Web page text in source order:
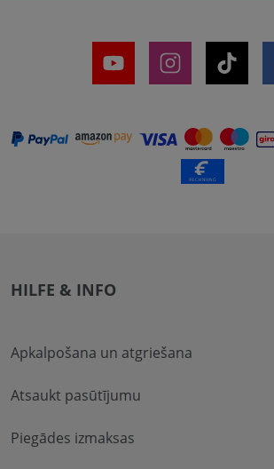
HILFE & INFO
Apkalpošana un atgriešana
Atsaukt pasūtījumu
Piegādes izmaksas